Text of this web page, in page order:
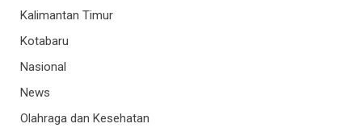
Kalimantan Timur
Kotabaru
Nasional
News
Olahraga dan Kesehatan